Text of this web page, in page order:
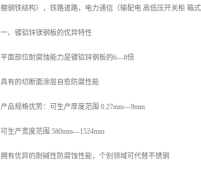
棚钢铁结构），铁路道路，电力通信（输配电 高低压开关柜 箱
一、镀铝锌镁钢板的优异特性
平面部位耐腐蚀能力是镀铝锌钢板的6—8倍
具有的切断面涂层自愈防腐性能
产品规格优势：可生产厚度范围 0.27mm---9mm
可生产宽度范围 580mm---1524mm
拥有优异的耐碱性防腐蚀性能，个别领域可代替不锈钢